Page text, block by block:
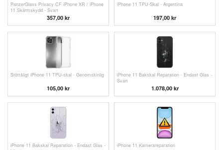
PanzerGlass Privacy CF iPhone XR / iPhone
11 Skärmskydd - Svart
357,00 kr
iPhone 11 TPU-Skal - Argentina
197,00 kr
Stöttåligt iPhone 11 TPU-skal - Genomskinlig
105,00 kr
iPhone 11 Bakskal Reparation - Endast Glas -
Svart
1.078,00kr
iPhone 11 Bakskal Reparation - Endast Glas -
iPhone 11 Kamerareparation